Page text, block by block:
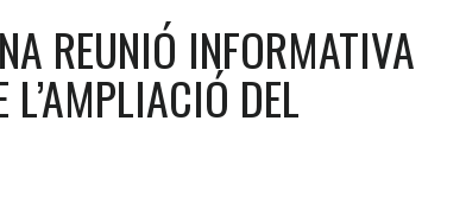
REUNIÓ INFORMATIVA
DEL